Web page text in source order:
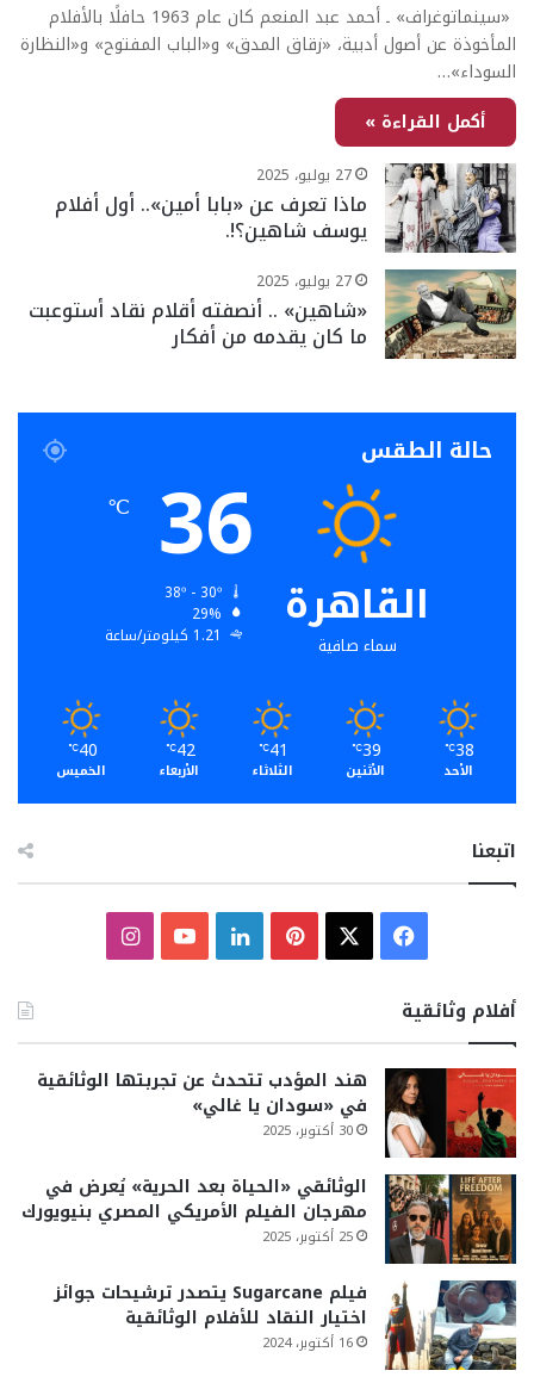
«سينماتوغراف» ـ أحمد عبد المنعم كان عام 1963 حافلًا بالأفلام
المأخوذة عن أصول أدبية، «زقاق المدق» و«الباب المفتوح» و«النظارة
السوداء»…
أكمل القراءة »
27 يوليو، 2025
ماذا تعرف عن «بابا أمين».. أول أفلام
يوسف شاهين؟!.
27 يوليو، 2025
«شاهين» .. أنصفته أقلام نقاد أستوعبت
ما كان يقدمه من أفكار
حالة الطقس
القاهرة
سماء صافية
36
℃
29%
1.21 كيلومتر/ساعة
38
℃
الأحد
39
℃
الأثنين
41
℃
الثلاثاء
42
℃
الأربعاء
40
℃
الخميس
اتبعنا
فيسبوك بينتيريست
لينكدإنيوتيوبانستقرام
أفلام وثائقية
هند المؤدب تتحدث عن تجربتها الوثائقية
في «سودان يا غالي»
30 أكتوبر، 2025
الوثائقي «الحياة بعد الحرية» يُعرض في
مهرجان الفيلم الأمريكي المصري بنيويورك
25 أكتوبر، 2025
فيلم Sugarcane يتصدر ترشيحات جوائز
اختيار النقاد للأفلام الوثائقية
16 أكتوبر، 2024